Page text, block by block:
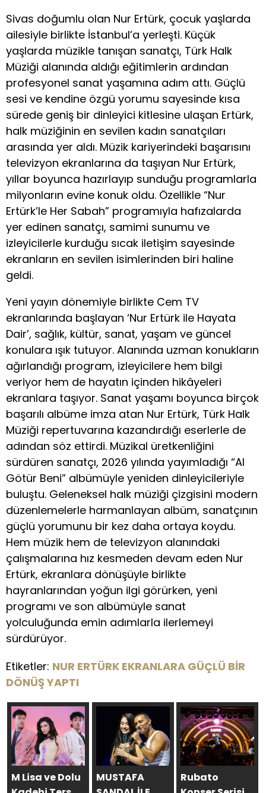
Sivas doğumlu olan Nur Ertürk, çocuk yaşlarda
ailesiyle birlikte İstanbul’a yerleşti. Küçük
yaşlarda müzikle tanışan sanatçı, Türk Halk
Müziği alanında aldığı eğitimlerin ardından
profesyonel sanat yaşamına adım attı. Güçlü
sesi ve kendine özgü yorumu sayesinde kısa
sürede geniş bir dinleyici kitlesine ulaşan Ertürk,
halk müziğinin en sevilen kadın sanatçıları
arasında yer aldı. Müzik kariyerindeki başarısını
televizyon ekranlarına da taşıyan Nur Ertürk,
yıllar boyunca hazırlayıp sunduğu programlarla
milyonların evine konuk oldu. Özellikle “Nur
Ertürk’le Her Sabah” programıyla hafızalarda
yer edinen sanatçı, samimi sunumu ve
izleyicilerle kurduğu sıcak iletişim sayesinde
ekranların en sevilen isimlerinden biri haline
geldi.
Yeni yayın dönemiyle birlikte Cem TV
ekranlarında başlayan ‘Nur Ertürk ile Hayata
Dair’, sağlık, kültür, sanat, yaşam ve güncel
konulara ışık tutuyor. Alanında uzman konukların
ağırlandığı program, izleyicilere hem bilgi
veriyor hem de hayatın içinden hikâyeleri
ekranlara taşıyor. Sanat yaşamı boyunca birçok
başarılı albüme imza atan Nur Ertürk, Türk Halk
Müziği repertuvarına kazandırdığı eserlerle de
adından söz ettirdi. Müzikal üretkenliğini
sürdüren sanatçı, 2026 yılında yayımladığı “Al
Götür Beni” albümüyle yeniden dinleyicileriyle
buluştu. Geleneksel halk müziği çizgisini modern
düzenlemelerle harmanlayan albüm, sanatçının
güçlü yorumunu bir kez daha ortaya koydu.
Hem müzik hem de televizyon alanındaki
çalışmalarına hız kesmeden devam eden Nur
Ertürk, ekranlara dönüşüyle birlikte
hayranlarından yoğun ilgi görürken, yeni
programı ve son albümüyle sanat
yolculuğunda emin adımlarla ilerlemeyi
sürdürüyor.
Etiketler: NUR ERTÜRK EKRANLARA GÜÇLÜ BİR
DÖNÜŞ YAPTI
M Lisa ve Dolu
MUSTAFA
Rubato